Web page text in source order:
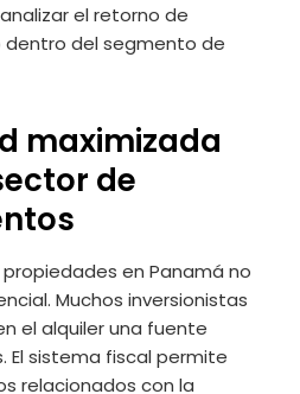
el retorno de
dentro del segmento de
maximizada
de
en Panamá no
Muchos inversionistas
el alquiler una fuente
El sistema fiscal permite
relacionados con la